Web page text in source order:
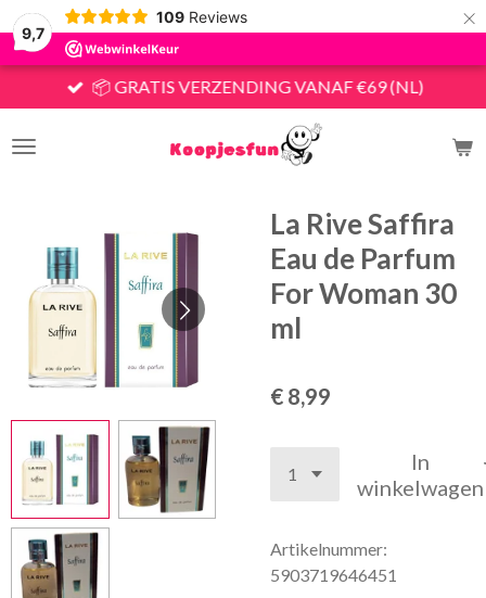
9,7
109 Reviews ×
📦 GRATIS VERZENDING VANAF €69 (NL)
La Rive Saffira
Eau de Parfum
For Woman 30
ml
€ 8,99
In
winkelwagen
Artikelnummer:
5903719646451